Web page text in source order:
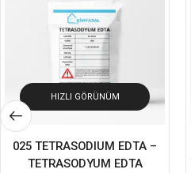
HIZLI GÖRÜNÜM
025 TETRASODIUM EDTA –
TETRASODYUM EDTA